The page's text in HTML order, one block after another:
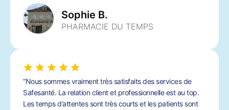
Sophie B.
PHARMACIE DU TEMPS
“Nous sommes vraiment très satisfaits des services de
Safesanté. La relation client et professionnelle est au top.
Les temps d’attentes sont très courts et les patients sont